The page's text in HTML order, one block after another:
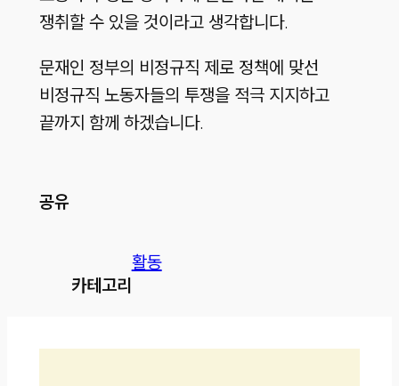
쟁취할 수 있을 것이라고 생각합니다.
문재인 정부의 비정규직 제로 정책에 맞선
비정규직 노동자들의 투쟁을 적극 지지하고
끝까지 함께 하겠습니다.
공유
카테고리
활동